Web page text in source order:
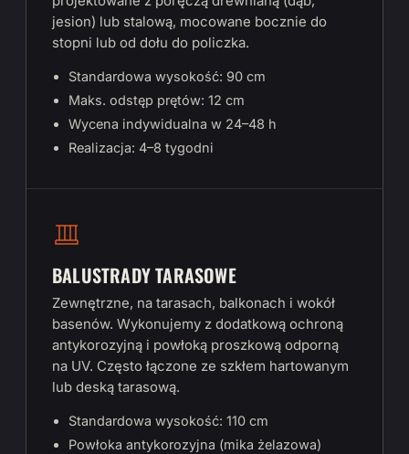
jesion) lub stalową, mocowane bocznie do
stopni lub od dołu do policzka.
Standardowa wysokość: 90 cm
Maks. odstęp prętów: 12 cm
Wycena indywidualna w 24–48 h
Realizacja: 4–8 tygodni
BALUSTRADY TARASOWE
Zewnętrzne, na tarasach, balkonach i wokół
basenów. Wykonujemy z dodatkową ochroną
antykorozyjną i powłoką proszkową odporną
na UV. Często łączone ze szkłem hartowanym
lub deską tarasową.
Standardowa wysokość: 110 cm
Powłoka antykorozyjna (mika żelazowa)